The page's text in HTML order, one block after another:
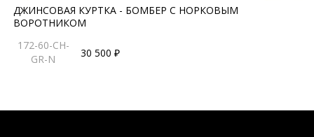
ДЖИНСОВАЯ КУРТКА - БОМБЕР С НОРКОВЫМ
ВОРОТНИКОМ
172-60-CH-
GR-N
30 500 ₽